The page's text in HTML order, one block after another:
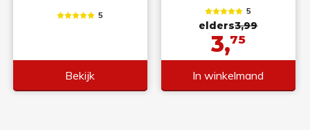
5
Bekijk
5
elders3,99
3,75
In winkelmand